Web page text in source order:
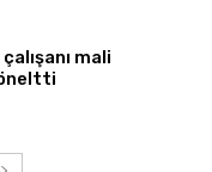
mali